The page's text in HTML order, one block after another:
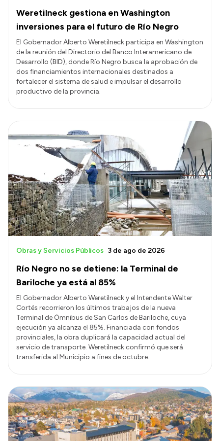
Weretilneck gestiona en Washington
inversiones para el futuro de Río Negro
El Gobernador Alberto Weretilneck participa en Washington
de la reunión del Directorio del Banco Interamericano de
Desarrollo (BID), donde Río Negro busca la aprobación de
dos financiamientos internacionales destinados a
fortalecer el sistema de salud e impulsar el desarrollo
productivo de la provincia.
Río Negro no se detiene: la Terminal de
Bariloche ya está al 85%
Obras y Servicios Públicos 3 de ago de 2026
El Gobernador Alberto Weretilneck y el Intendente Walter
Cortés recorrieron los últimos trabajos de la nueva
Terminal de Ómnibus de San Carlos de Bariloche, cuya
ejecución ya alcanza el 85%. Financiada con fondos
provinciales, la obra duplicará la capacidad actual del
servicio de transporte. Weretilneck confirmó que será
transferida al Municipio a fines de octubre.